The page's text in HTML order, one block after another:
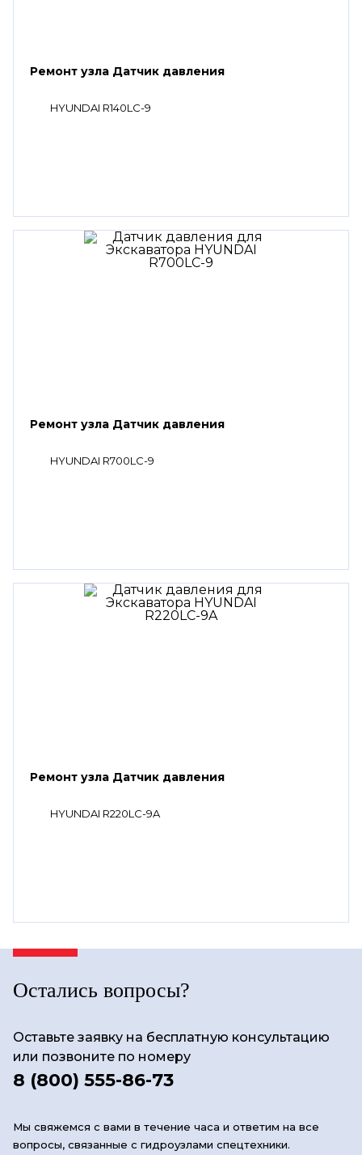
Ремонт узла Датчик давления
HYUNDAI R140LC-9
Ремонт узла Датчик давления
HYUNDAI R700LC-9
Ремонт узла Датчик давления
HYUNDAI R220LC-9A
Остались вопросы?
Оставьте заявку на бесплатную консультацию
или позвоните по номеру
8 (800) 555-86-73
Мы свяжемся с вами в течение часа и ответим на все
вопросы, связанные с гидроузлами спецтехники.